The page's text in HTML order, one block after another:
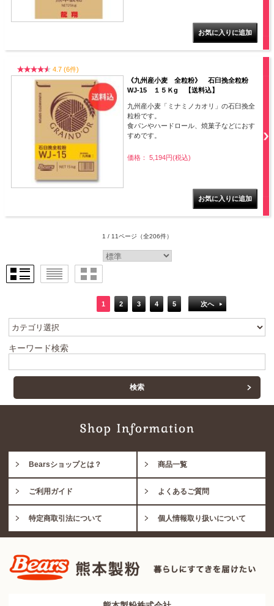
4.7 (6件)
《九州産小麦 全粒粉》 石臼挽全粒粉
WJ-15 １５Ｋg 【送料込】
九州産小麦「ミナミノカオリ」の石臼挽全
粒粉です。
食パンやハードロール、焼菓子などにおす
すめです。
価格： 5,194円(税込)
1 / 11ページ （全206件）
1 2 3 4 5 次へ
キーワード検索
Bearsショップとは？ 商品一覧
ご利用ガイド よくあるご質問
特定商取引法について 個人情報取り扱いについて